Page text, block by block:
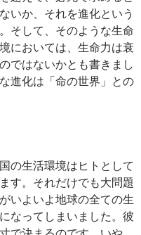
いか、それを進化という
そして、そのような生命
においては、生命力は衰
ではないかとも書きまし
進化は「命の世界」との
の生活環境はヒトとして
す。それだけでも大問題
いよいよ地球の全ての生
なってしまいました。彼